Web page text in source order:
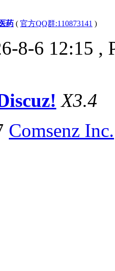
药 ( 官方QQ群:110873141 )
8-6 12:15 ,
X3.4
Comsenz Inc.